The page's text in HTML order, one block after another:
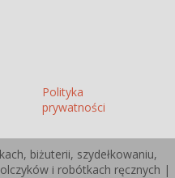
Polityka
prywatności
biżuterii, szydełkowaniu,
i robótkach ręcznych |